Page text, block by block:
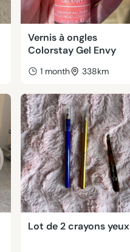
Vernis à ongles
Colorstay Gel Envy
1 month 338km
Lot de 2 crayons yeux